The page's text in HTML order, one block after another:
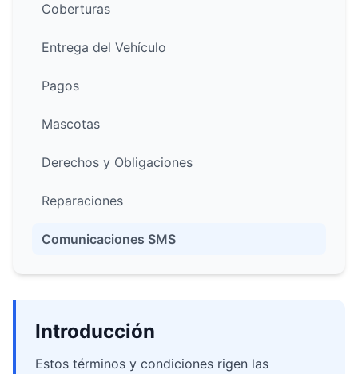
Coberturas
Entrega del Vehículo
Pagos
Mascotas
Derechos y Obligaciones
Reparaciones
Comunicaciones SMS
Introducción
Estos términos y condiciones rigen las